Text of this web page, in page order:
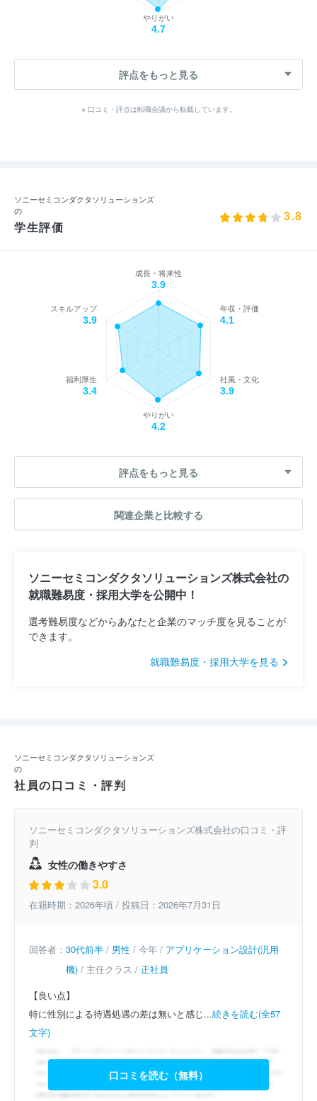
やりがい
4.7
評点をもっと見る
※ 口コミ・評点は転職会議から転載しています。
ソニーセミコンダクタソリューションズ
の
学生評価
3.8
成長・将来性
3.9
年収・評価
4.1
社風・文化
3.9
やりがい
4.2
福利厚生
3.4
スキルアップ
3.9
評点をもっと見る
関連企業と比較する
ソニーセミコンダクタソリューションズ株式会社の
就職難易度・採用大学を公開中！
選考難易度などからあなたと企業のマッチ度を見ることが
できます。
就職難易度・採用大学を見る
ソニーセミコンダクタソリューションズ
の
社員の口コミ・評判
ソニーセミコンダクタソリューションズ株式会社の口コミ・評
判
女性の働きやすさ
3.0
在籍時期：2026年頃 / 投稿日：2026年7月31日
回答者： 30代前半 / 男性 / 今年 / アプリケーション設計(汎用
機) / 主任クラス / 正社員
【良い点】
特に性別による待遇処遇の差は無いと感じ...続きを読む(全57
文字)
口コミを読む（無料）